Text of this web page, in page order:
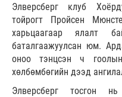
Элверсберг клуб
тойрогт Пройсен
харьцаагаар ялалт
баталгаажуулсан юм.
оноо тэнцсэн ч
хөлбөмбөгийн дээд
Элверсберг тосгон